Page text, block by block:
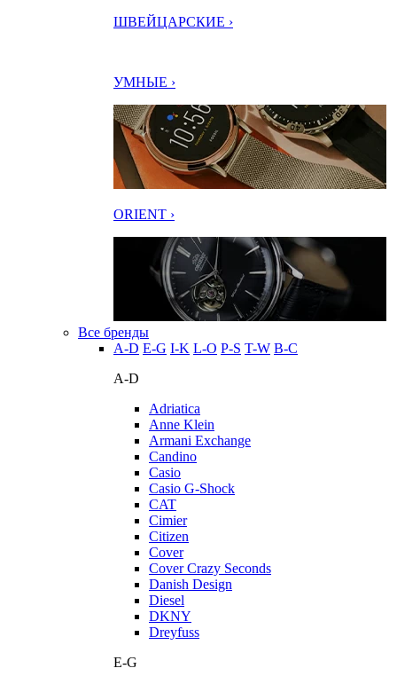
ШВЕЙЦАРСКИЕ ›
УМНЫЕ ›
ORIENT ›
Все бренды
A-D E-G I-K L-O P-S T-W В-С
A-D
Adriatica
Anne Klein
Armani Exchange
Candino
Casio
Casio G-Shock
CAT
Cimier
Citizen
Cover
Cover Crazy Seconds
Danish Design
Diesel
DKNY
Dreyfuss
E-G